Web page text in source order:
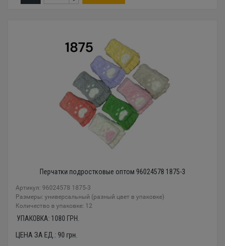
Перчатки подростковые оптом 96024578 1875-3
Артикул: 96024578 1875-3
Размеры: универсальный (разный цвет в упаковке)
Количество в упаковке: 12
УПАКОВКА: 1080 ГРН.
ЦЕНА ЗА ЕД.: 90 грн.